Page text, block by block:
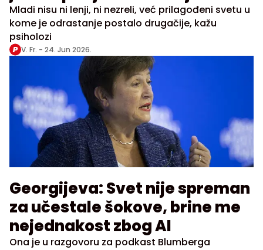
Mladi nisu ni lenji, ni nezreli, već prilagođeni svetu u
kome je odrastanje postalo drugačije, kažu
psiholozi
V. Fr. - 24. Jun 2026.
Georgijeva: Svet nije spreman
za učestale šokove, brine me
nejednakost zbog AI
Ona je u razgovoru za podkast Blumberga